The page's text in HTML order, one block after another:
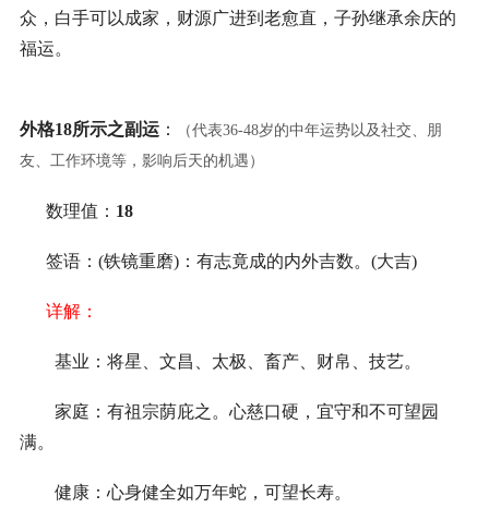
众，白手可以成家，财源广进到老愈直，子孙继承余庆的
福运。
外格18所示之副运 ：
（代表36-48岁的中年运势以及社交、朋
友、工作环境等，影响后天的机遇）
数理值： 18
签语：(铁镜重磨)：有志竟成的内外吉数。(大吉)
详解：
基业：将星、文昌、太极、畜产、财帛、技艺。
家庭：有祖宗荫庇之。心慈口硬，宜守和不可望园
满。
健康：心身健全如万年蛇，可望长寿。